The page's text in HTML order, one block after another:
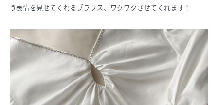
う表情を見せてくれるブラウス、ワクワクさせてくれます！